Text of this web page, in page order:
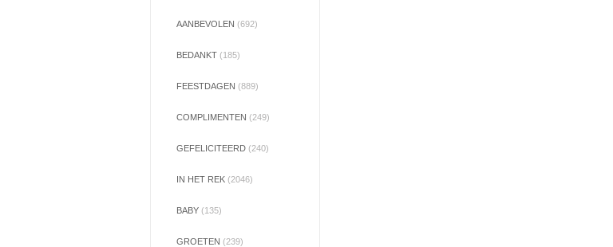
AANBEVOLEN (692)
BEDANKT (185)
FEESTDAGEN (889)
COMPLIMENTEN (249)
GEFELICITEERD (240)
IN HET REK (2046)
BABY (135)
GROETEN (239)